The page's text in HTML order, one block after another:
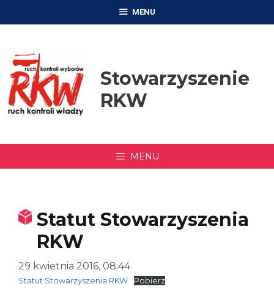
MENU
Stowarzyszenie
RKW
MENU
Statut Stowarzyszenia
RKW
29 kwietnia 2016, 08:44
Statut Stowarzyszenia RKW Pobierz